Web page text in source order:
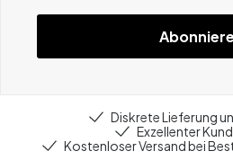
Diskrete Lieferung
Exzellenter
Kostenloser Versand bei